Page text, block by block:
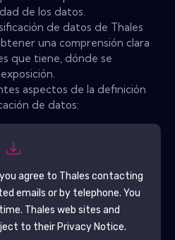
de los datos.
de datos de Thales
una comprensión clara
que tiene, dónde se
aspectos de la definición
de datos:
agree to Thales contacting
emails or by telephone. You
Thales web sites and
to their Privacy Notice.